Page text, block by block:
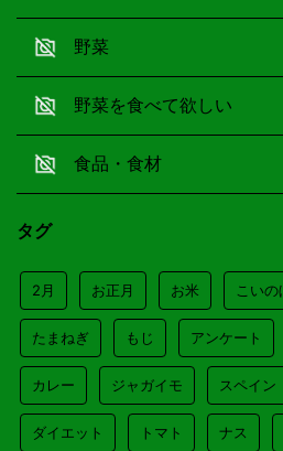
野菜
野菜を食べて欲しい
食品・食材
タグ
2月 お正月 お米 こいの
たまねぎ もじ アンケート
カレー ジャガイモ スペイン
ダイエット トマト ナス